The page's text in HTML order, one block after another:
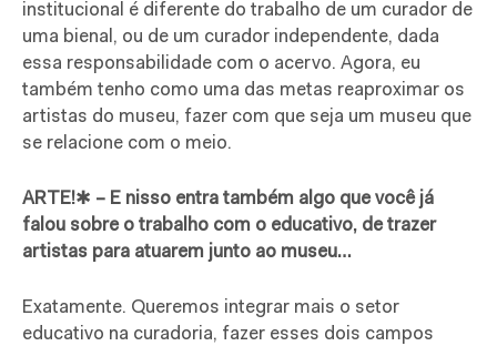
institucional é diferente do trabalho de um curador de
uma bienal, ou de um curador independente, dada
essa responsabilidade com o acervo. Agora, eu
também tenho como uma das metas reaproximar os
artistas do museu, fazer com que seja um museu que
se relacione com o meio.
ARTE!✱ – E nisso entra também algo que você já
falou sobre o trabalho com o educativo, de trazer
artistas para atuarem junto ao museu…
Exatamente. Queremos integrar mais o setor
educativo na curadoria, fazer esses dois campos